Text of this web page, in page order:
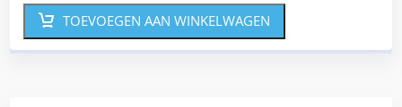
TOEVOEGEN AAN WINKELWAGEN